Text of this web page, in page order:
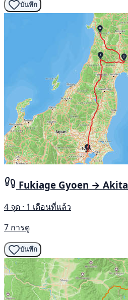
บันทึก
Fukiage Gyoen → Akita
4 จุด · 1 เดือนที่แล้ว
7 การดู
บันทึก